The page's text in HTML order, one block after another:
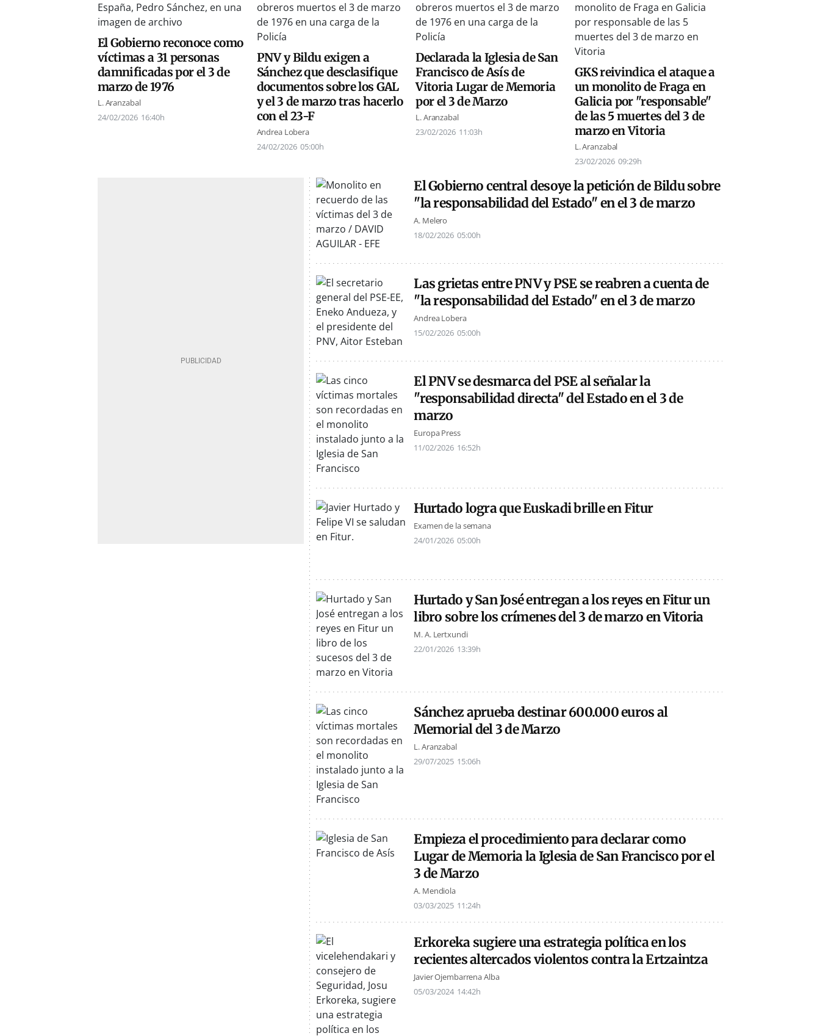
El Gobierno reconoce como
víctimas a 31 personas
damnificadas por el 3 de
marzo de 1976
L. Aranzabal
24/02/2026 16:40h
PNV y Bildu exigen a
Sánchez que desclasifique
documentos sobre los GAL
y el 3 de marzo tras hacerlo
con el 23-F
Andrea Lobera
24/02/2026 05:00h
Declarada la Iglesia de San
Francisco de Asís de
Vitoria Lugar de Memoria
por el 3 de Marzo
L. Aranzabal
23/02/2026 11:03h
GKS reivindica el ataque a
un monolito de Fraga en
Galicia por "responsable"
de las 5 muertes del 3 de
marzo en Vitoria
L. Aranzabal
23/02/2026 09:29h
El Gobierno central desoye la petición de Bildu sobre
"la responsabilidad del Estado" en el 3 de marzo
A. Melero
18/02/2026 05:00h
Las grietas entre PNV y PSE se reabren a cuenta de
"la responsabilidad del Estado" en el 3 de marzo
Andrea Lobera
15/02/2026 05:00h
El PNV se desmarca del PSE al señalar la
"responsabilidad directa" del Estado en el 3 de
marzo
Europa Press
11/02/2026 16:52h
Hurtado logra que Euskadi brille en Fitur
Examen de la semana
24/01/2026 05:00h
Hurtado y San José entregan a los reyes en Fitur un
libro sobre los crímenes del 3 de marzo en Vitoria
M. A. Lertxundi
22/01/2026 13:39h
Sánchez aprueba destinar 600.000 euros al
Memorial del 3 de Marzo
L. Aranzabal
29/07/2025 15:06h
Empieza el procedimiento para declarar como
Lugar de Memoria la Iglesia de San Francisco por el
3 de Marzo
A. Mendiola
03/03/2025 11:24h
Erkoreka sugiere una estrategia política en los
recientes altercados violentos contra la Ertzaintza
Javier Ojembarrena Alba
05/03/2024 14:42h